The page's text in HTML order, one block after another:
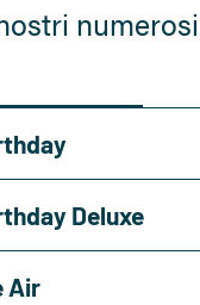
Deluxe
Air